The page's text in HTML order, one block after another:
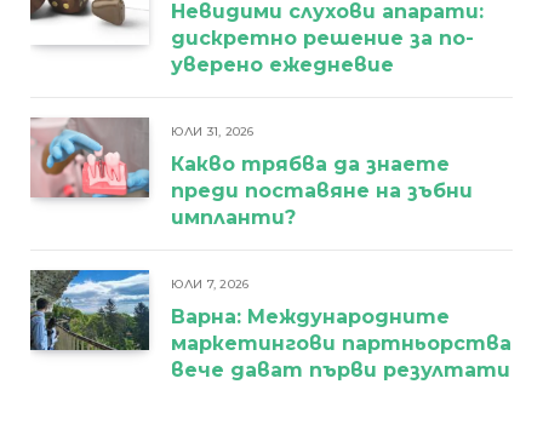
Невидими слухови апарати:
дискретно решение за по-
уверено ежедневие
ЮЛИ 31, 2026
Какво трябва да знаете
преди поставяне на зъбни
импланти?
ЮЛИ 7, 2026
Варна: Международните
маркетингови партньорства
вече дават първи резултати